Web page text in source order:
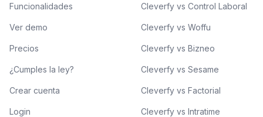
Funcionalidades
Ver demo
Precios
¿Cumples la ley?
Crear cuenta
Login
Cleverfy vs Control Laboral
Cleverfy vs Woffu
Cleverfy vs Bizneo
Cleverfy vs Sesame
Cleverfy vs Factorial
Cleverfy vs Intratime